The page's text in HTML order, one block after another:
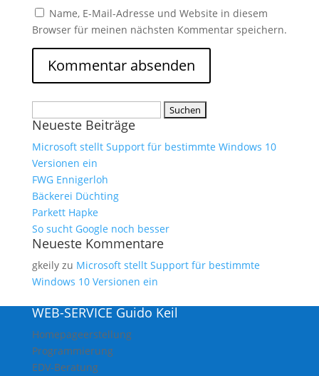
Name, E-Mail-Adresse und Website in diesem
Browser für meinen nächsten Kommentar speichern.
nach:
Neueste Beiträge
Microsoft stellt Support für bestimmte Windows 10
Versionen ein
FWG Ennigerloh
Bäckerei Düchting
Parkett Hapke
So sucht Google noch besser
Neueste Kommentare
gkeilyzu Microsoft stellt Support für bestimmte
Windows 10 Versionen ein
WEB-SERVICE Guido Keil
Homepageerstellung
Programmierung
EDV-Beratung